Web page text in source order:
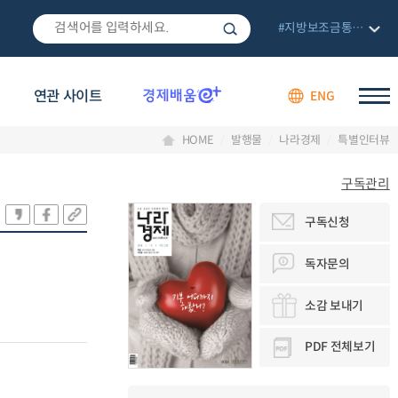
연관 사이트 ENG
#지방보조금통합관리망
HOME 발행물 나라경제 특별인터뷰
구독관리
구독신청
독자문의
소감 보내기
PDF 전체보기